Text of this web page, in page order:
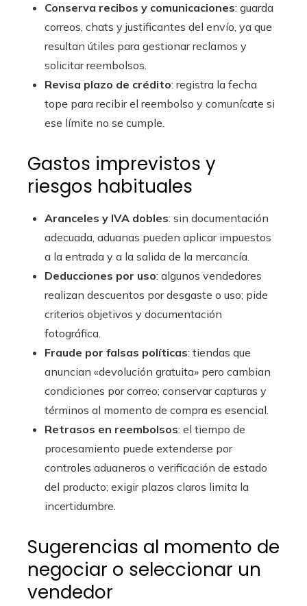
Conserva recibos y comunicaciones: guarda
correos, chats y justificantes del envío, ya que
resultan útiles para gestionar reclamos y
solicitar reembolsos.
Revisa plazo de crédito: registra la fecha
tope para recibir el reembolso y comunícate si
ese límite no se cumple.
Gastos imprevistos y
riesgos habituales
Aranceles y IVA dobles: sin documentación
adecuada, aduanas pueden aplicar impuestos
a la entrada y a la salida de la mercancía.
Deducciones por uso: algunos vendedores
realizan descuentos por desgaste o uso; pide
criterios objetivos y documentación
fotográfica.
Fraude por falsas políticas: tiendas que
anuncian «devolución gratuita» pero cambian
condiciones por correo; conservar capturas y
términos al momento de compra es esencial.
Retrasos en reembolsos: el tiempo de
procesamiento puede extenderse por
controles aduaneros o verificación de estado
del producto; exigir plazos claros limita la
incertidumbre.
Sugerencias al momento de
negociar o seleccionar un
vendedor